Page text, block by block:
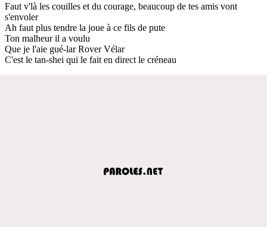
Faut v'là les couilles et du courage, beaucoup de tes amis vont
s'envoler
Ah faut plus tendre la joue à ce fils de pute
Ton malheur il a voulu
Que je l'aie gué-lar Rover Vélar
C'est le tan-shei qui le fait en direct le créneau